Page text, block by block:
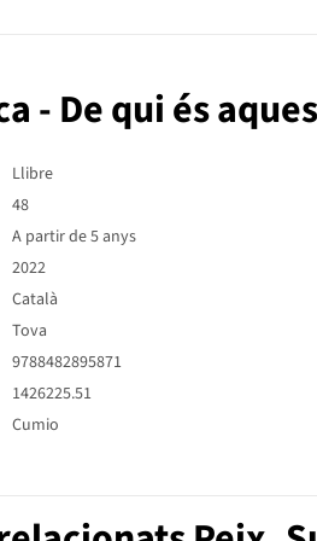
- De qui és
Llibre
48
A partir de 5 anys
2022
Català
Tova
9788482895871
1426225.51
Cumio